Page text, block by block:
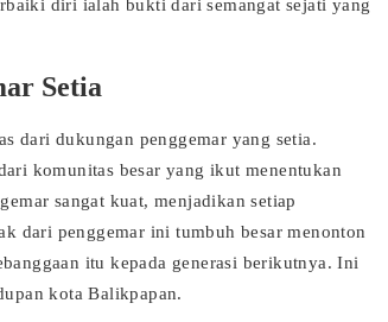
diri ialah bukti dari semangat sejati yang
Setia
dari dukungan penggemar yang setia.
komunitas besar yang ikut menentukan
sangat kuat, menjadikan setiap
dari penggemar ini tumbuh besar menonton
itu kepada generasi berikutnya. Ini
kota Balikpapan.